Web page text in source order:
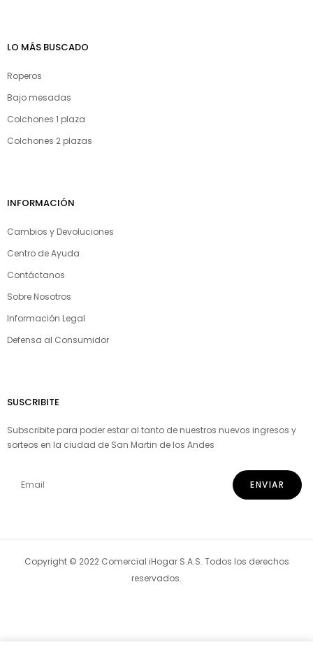
LO MÁS BUSCADO
Roperos
Bajo mesadas
Colchones 1 plaza
Colchones 2 plazas
INFORMACIÓN
Cambios y Devoluciones
Centro de Ayuda
Contáctanos
Sobre Nosotros
Información Legal
Defensa al Consumidor
SUSCRIBITE
Subscribite para poder estar al tanto de nuestros nuevos ingresos y
sorteos en la ciudad de San Martin de los Andes
Copyright © 2022 Comercial iHogar S.A.S. Todos los derechos
reservados.